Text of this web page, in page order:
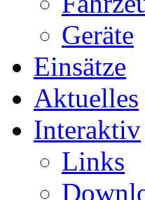
Geräte
Einsätze
Aktuelles
Interaktiv
Links